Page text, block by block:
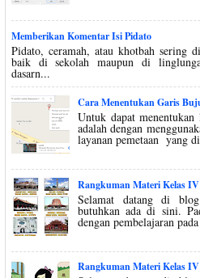
Memberikan Komentar Isi Pidato
Pidato, ceramah, atau khotbah sering
baik di sekolah maupun di
dasarn...
Cara Menentukan Garis
Untuk dapat menentukan
adalah dengan
layanan pemetaan yang
Rangkuman Materi Kelas IV
Selamat datang di
butuhkan ada di sini.
dengan pembelajaran
Rangkuman Materi Kelas IV